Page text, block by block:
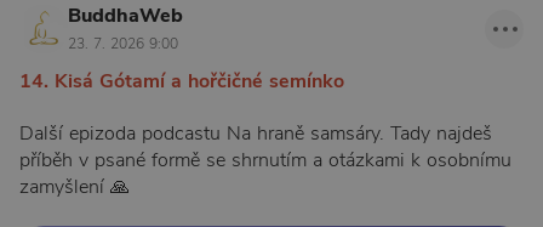
BuddhaWeb
23. 7. 2026 9:00
14. Kisá Gótamí a hořčičné semínko
Další epizoda podcastu Na hraně samsáry. Tady najdeš
příběh v psané formě se shrnutím a otázkami k osobnímu
zamyšlení 🙏